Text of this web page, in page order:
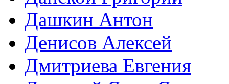
Дашкин Антон
Денисов Алексей
Дмитриева Евгения